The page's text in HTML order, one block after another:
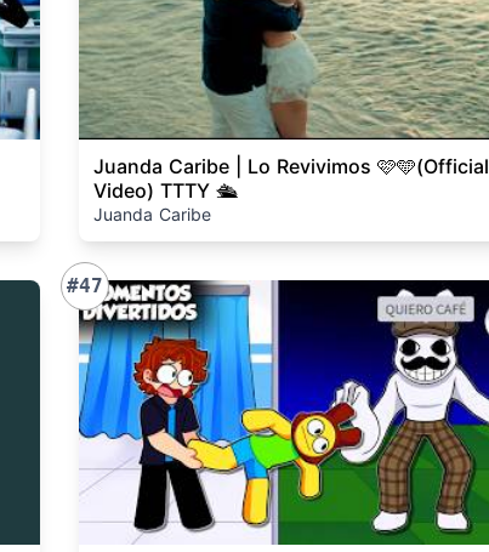
Juanda Caribe | Lo Revivimos 🩷🩵(Official
Video) TTTY 🛳️
Juanda Caribe
#47